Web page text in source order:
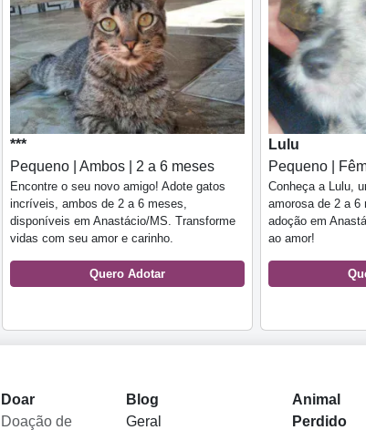
***
Pequeno | Ambos | 2 a 6 meses
Encontre o seu novo amigo! Adote gatos
incríveis, ambos de 2 a 6 meses,
disponíveis em Anastácio/MS. Transforme
vidas com seu amor e carinho.
Quero Adotar
Lulu
Pequeno |
Conheça a Lulu,
amorosa de 2 a 6
adoção em
ao amor!
Doar
Doação de
Blog
Geral
Animal
Perdido